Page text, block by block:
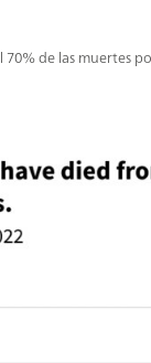
de las muertes